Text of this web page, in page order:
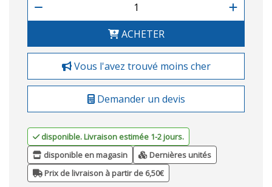
ACHETER
Vous l'avez trouvé moins cher
Demander un devis
disponible. Livraison estimée 1-2 jours.
disponible en magasin
Dernières unités
Prix de livraison à partir de 6,50€